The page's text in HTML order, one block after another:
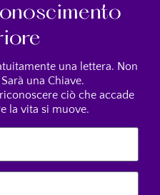
una lettera. Non
una Chiave.
ciò che accade
la vita si muove.